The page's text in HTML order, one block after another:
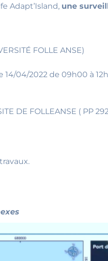
Adapt’Island, une
FOLLE ANSE)
04/2022 de 09h00 à
DE FOLLEANSE ( PP